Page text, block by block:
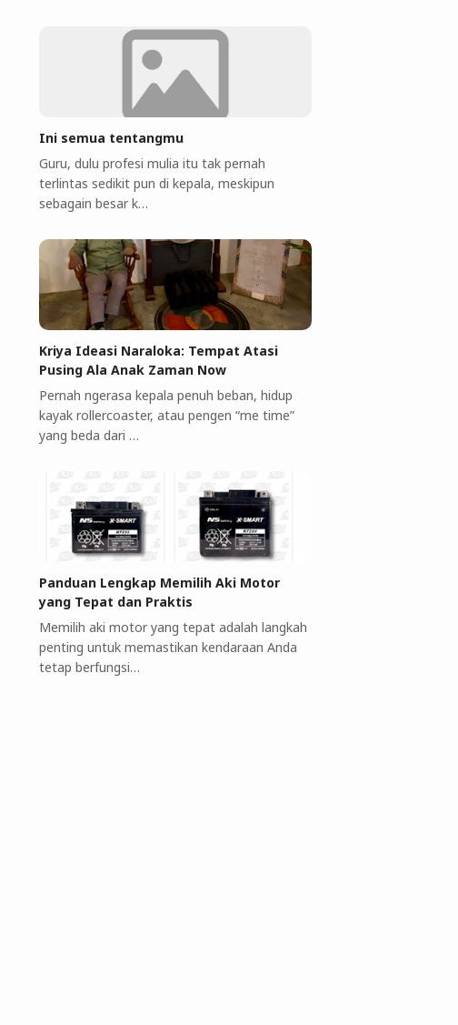
Ini semua tentangmu
Guru, dulu profesi mulia itu tak pernah
terlintas sedikit pun di kepala, meskipun
sebagain besar k…
Kriya Ideasi Naraloka: Tempat Atasi
Pusing Ala Anak Zaman Now
Pernah ngerasa kepala penuh beban, hidup
kayak rollercoaster, atau pengen “me time”
yang beda dari …
Panduan Lengkap Memilih Aki Motor
yang Tepat dan Praktis
Memilih aki motor yang tepat adalah langkah
penting untuk memastikan kendaraan Anda
tetap berfungsi…